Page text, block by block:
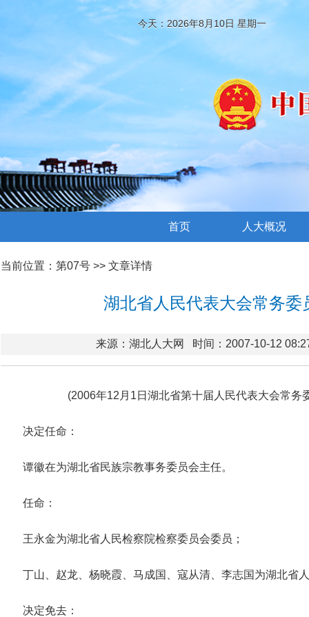
今天：2026年8月10日 星期一
首页 人大概况
当前位置： 第07号 >> 文章详情
湖北省人民代表大会常务委
来源：湖北人大网 时间：2007-10-12
(2006年12月1日湖北省第十届人民代表大会常务
决定任命：
谭徽在为湖北省民族宗教事务委员会主任。
任命：
王永金为湖北省人民检察院检察委员会委员；
丁山、赵龙、杨晓霞、马成国、寇从清、李志国为湖北省
决定免去：